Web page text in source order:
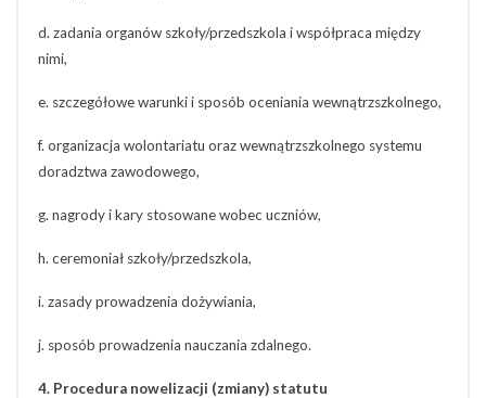
d. zadania organów szkoły/przedszkola i współpraca między
nimi,
e. szczegółowe warunki i sposób oceniania wewnątrzszkolnego,
f. organizacja wolontariatu oraz wewnątrzszkolnego systemu
doradztwa zawodowego,
g. nagrody i kary stosowane wobec uczniów,
h. ceremoniał szkoły/przedszkola,
i. zasady prowadzenia dożywiania,
j. sposób prowadzenia nauczania zdalnego.
4. Procedura nowelizacji (zmiany) statutu